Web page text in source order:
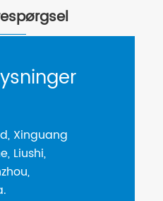
Xinguang
Liushi,